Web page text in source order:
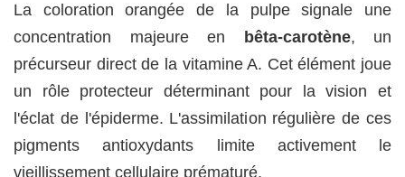
La coloration orangée de la pulpe signale une
concentration majeure en
bêta-carotène, un
précurseur direct de la vitamine A. Cet élément joue
un rôle protecteur déterminant pour la vision et
l'éclat de l'épiderme. L'assimilation régulière de ces
pigments antioxydants limite activement le
vieillissement cellulaire prématuré.